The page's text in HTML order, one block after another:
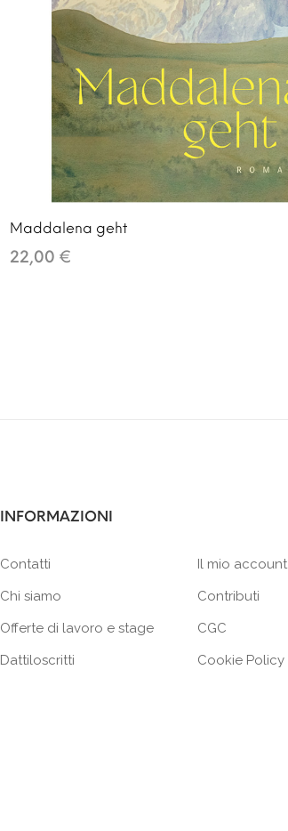
Maddalena geht
22,00 €
INFORMAZIONI
Contatti
Chi siamo
Offerte di lavoro e stage
Dattiloscritti
Il mio account
Contributi
CGC
Cookie Policy